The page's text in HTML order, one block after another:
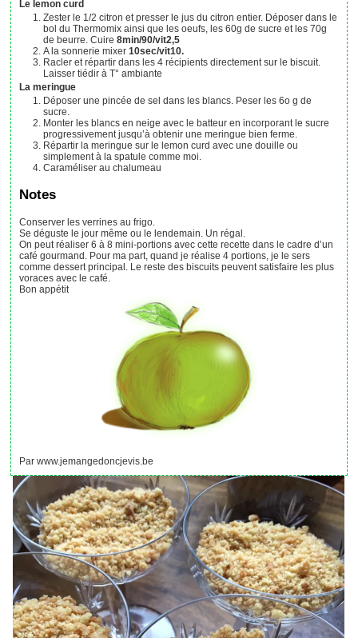
Le lemon curd
Zester le 1/2 citron et presser le jus du citron entier. Déposer dans le
bol du Thermomix ainsi que les oeufs, les 60g de sucre et les 70g
de beurre. Cuire8min/90/vit2,5
A la sonnerie mixer10sec/vit10.
Racler et répartir dans les 4 récipients directement sur le biscuit.
Laisser tiédir à T° ambiante
La meringue
Déposer une pincée de sel dans les blancs. Peser les 6o g de
sucre.
Monter les blancs en neige avec le batteur en incorporant le sucre
progressivement jusqu’à obtenir une meringue bien ferme.
Répartir la meringue sur le lemon curd avec une douille ou
simplement à la spatule comme moi.
Caraméliser au chalumeau
Notes
Conserver les verrines au frigo.
Se déguste le jour même ou le lendemain. Un régal.
On peut réaliser 6 à 8 mini-portions avec cette recette dans le cadre d’un
café gourmand. Pour ma part, quand je réalise 4 portions, je le sers
comme dessert principal. Le reste des biscuits peuvent satisfaire les plus
voraces avec le café.
Bon appétit
Par www.jemangedoncjevis.be